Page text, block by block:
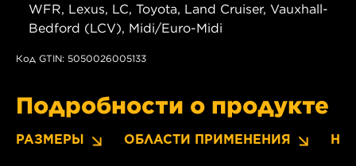
WFR, Lexus, LC, Toyota, Land Cruiser, Vauxhall-
Bedford (LCV), Midi/Euro-Midi
Код GTIN: 5050026005133
Подробности о продукте
РАЗМЕРЫ ОБЛАСТИ ПРИМЕНЕНИЯ